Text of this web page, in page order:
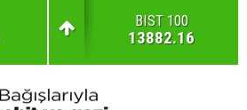
BIST 100
13882.16